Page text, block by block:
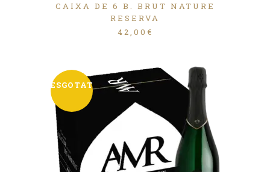
CAIXA DE 6 B. BRUT NATURE
RESERVA
42,00 €
ESGOTAT